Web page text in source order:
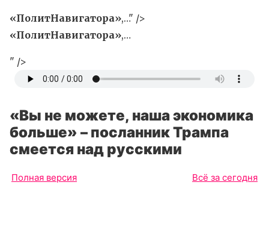
«ПолитНавигатора»,…" />
«ПолитНавигатора»,…
" />
«Вы не можете, наша экономика
больше» – посланник Трампа
смеется над русскими
Полная версия Всё за сегодня